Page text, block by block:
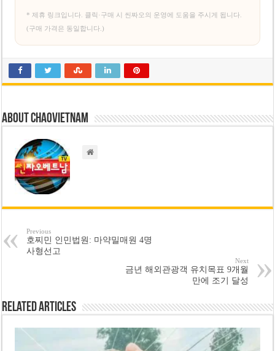
* 제휴 링크입니다. 클릭·구매 시 씬짜오의 운영에 도움을 주시게 됩니다.
(구매 가격은 동일합니다.)
About chaovietnam
Previous
호찌민 인민법원: 마약밀매원 4명
사형선고
Next
금년 해외관광객 유치목표 9개월
만에 조기 달성
Related Articles